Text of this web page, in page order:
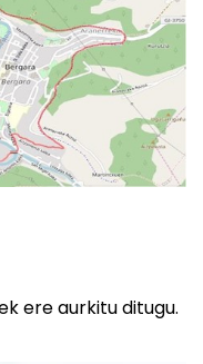
ere aurkitu ditugu.